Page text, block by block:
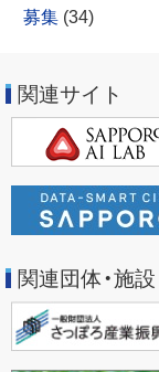
募集 (34)
関連サイト
関連団体・施設